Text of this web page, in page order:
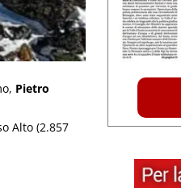
Pietro
Alto (2.857